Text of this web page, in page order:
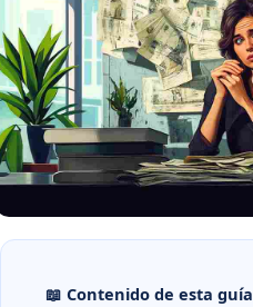
📖 Contenido de esta guía